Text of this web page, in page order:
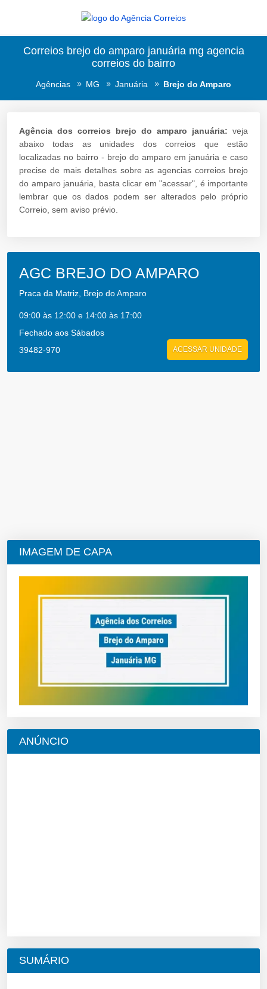
Correios brejo do amparo januária mg agencia
correios do bairro
Agências MG Januária Brejo do Amparo
Agência dos correios brejo do amparo januária: veja
abaixo todas as unidades dos correios que estão
localizadas no bairro - brejo do amparo em januária e caso
precise de mais detalhes sobre as agencias correios brejo
do amparo januária, basta clicar em "acessar", é importante
lembrar que os dados podem ser alterados pelo próprio
Correio, sem aviso prévio.
AGC BREJO DO AMPARO
Praca da Matriz, Brejo do Amparo
09:00 às 12:00 e 14:00 às 17:00
Fechado aos Sábados
39482-970
ACESSAR UNIDADE
IMAGEM DE CAPA
ANÚNCIO
SUMÁRIO